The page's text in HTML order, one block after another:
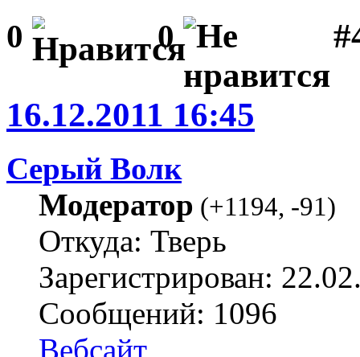
0 0
16.12.2011 16:45
Серый Волк
Модератор (+1194, -91)
Откуда: Тверь
Зарегистрирован:
Сообщений: 1096
Вебсайт